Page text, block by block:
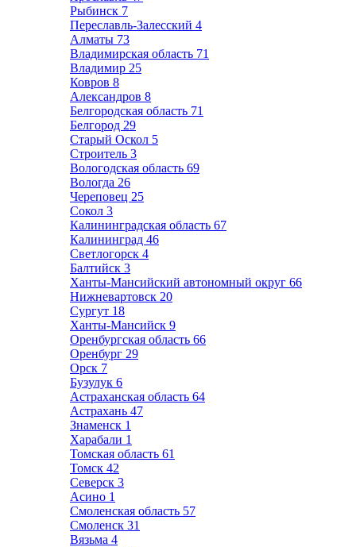
Рыбинск 7
Переславль-Залесский 4
Алматы 73
Владимирская область 71
Владимир 25
Ковров 8
Александров 8
Белгородская область 71
Белгород 29
Старый Оскол 5
Строитель 3
Вологодская область 69
Вологда 26
Череповец 25
Сокол 3
Калининградская область 67
Калининград 46
Светлогорск 4
Балтийск 3
Ханты-Мансийский автономный округ 66
Нижневартовск 20
Сургут 18
Ханты-Мансийск 9
Оренбургская область 66
Оренбург 29
Орск 7
Бузулук 6
Астраханская область 64
Астрахань 47
Знаменск 1
Харабали 1
Томская область 61
Томск 42
Северск 3
Асино 1
Смоленская область 57
Смоленск 31
Вязьма 4